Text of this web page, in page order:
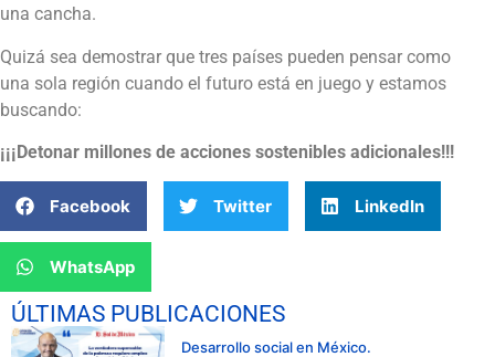
una cancha.
Quizá sea demostrar que tres países pueden pensar como
una sola región cuando el futuro está en juego y estamos
buscando:
¡¡¡Detonar millones de acciones sostenibles adicionales!!!
Facebook Twitter LinkedIn
WhatsApp
ÚLTIMAS PUBLICACIONES
Desarrollo social en México.